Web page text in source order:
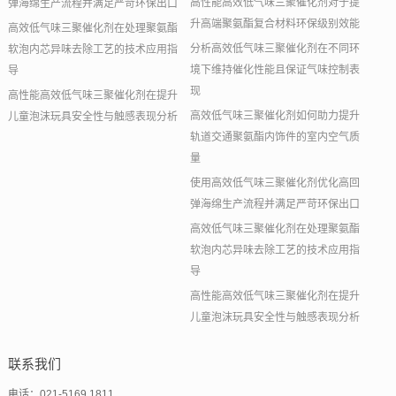
弹海绵生产流程并满足严苛环保出口
高效低气味三聚催化剂在处理聚氨酯
软泡内芯异味去除工艺的技术应用指
导
高性能高效低气味三聚催化剂在提升
儿童泡沫玩具安全性与触感表现分析
高性能高效低气味三聚催化剂对于提
升高端聚氨酯复合材料环保级别效能
分析高效低气味三聚催化剂在不同环
境下维持催化性能且保证气味控制表
现
高效低气味三聚催化剂如何助力提升
轨道交通聚氨酯内饰件的室内空气质
量
使用高效低气味三聚催化剂优化高回
弹海绵生产流程并满足严苛环保出口
高效低气味三聚催化剂在处理聚氨酯
软泡内芯异味去除工艺的技术应用指
导
高性能高效低气味三聚催化剂在提升
儿童泡沫玩具安全性与触感表现分析
联系我们